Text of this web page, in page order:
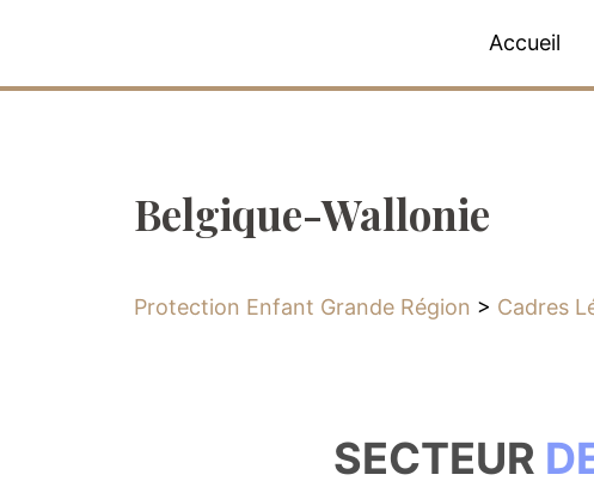
Accueil
Belgique-Wallonie
Protection Enfant Grande Région > Cadres
SECTEUR